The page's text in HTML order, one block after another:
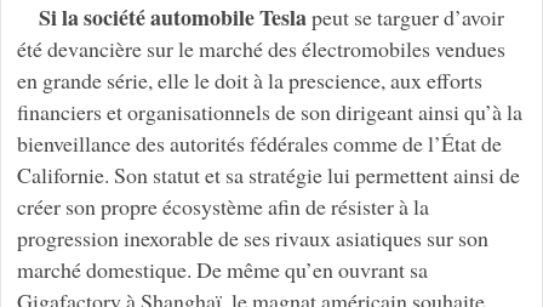
Si la société automobile Teslapeut se targuer d’avoir
été devancière sur le marché des électromobiles vendues
en grande série, elle le doit à la prescience, aux efforts
financiers et organisationnels de son dirigeant ainsi qu’à la
bienveillance des autorités fédérales comme de l’État de
Californie. Son statut et sa stratégie lui permettent ainsi de
créer son propre écosystème afin de résister à la
progression inexorable de ses rivaux asiatiques sur son
marché domestique. De même qu’en ouvrant sa
Gigafactory à Shanghaï, le magnat américain souhaite